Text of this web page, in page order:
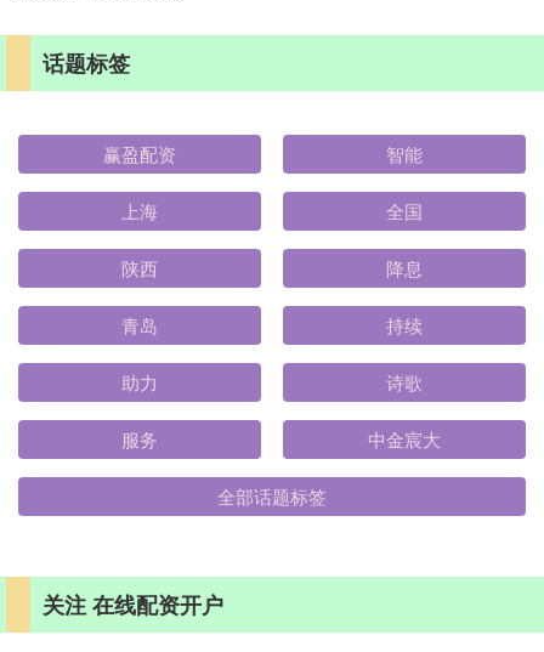
话题标签
赢盈配资 智能
上海 全国
陕西 降息
青岛 持续
助力 诗歌
服务 中金宸大
全部话题标签
关注 在线配资开户